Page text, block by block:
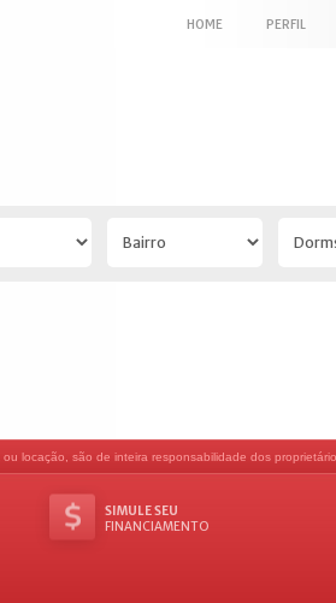
HOME PERFIL
locação, são de inteira responsabilidade dos
SIMULE SEU
FINANCIAMENTO